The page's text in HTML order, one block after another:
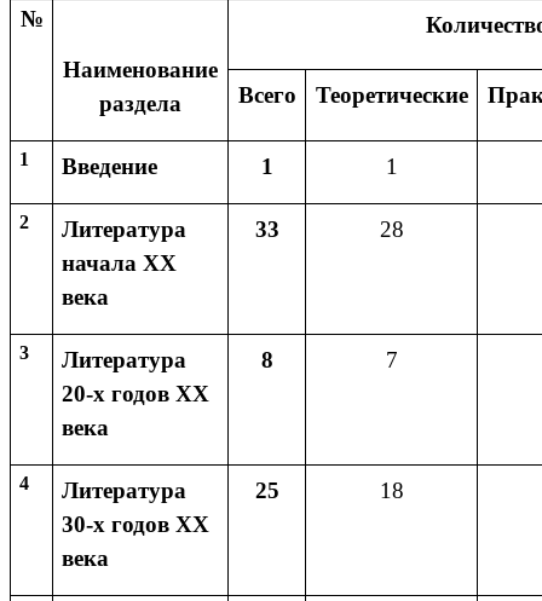
№
Наименование
раздела
Всего Теоретические
1 Введение 1 1
2
Литература
начала XX
века
33 28
3
Литература
20-х годов XX
века
8 7
4
Литература
30-х годов ХХ
века
25 18